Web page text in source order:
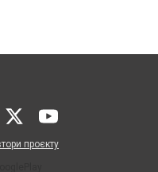
проєкту